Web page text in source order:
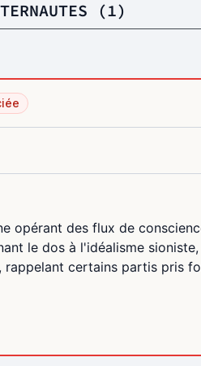
(1)
opérant des flux de
le dos à l'idéalisme
rappelant certains partis pris